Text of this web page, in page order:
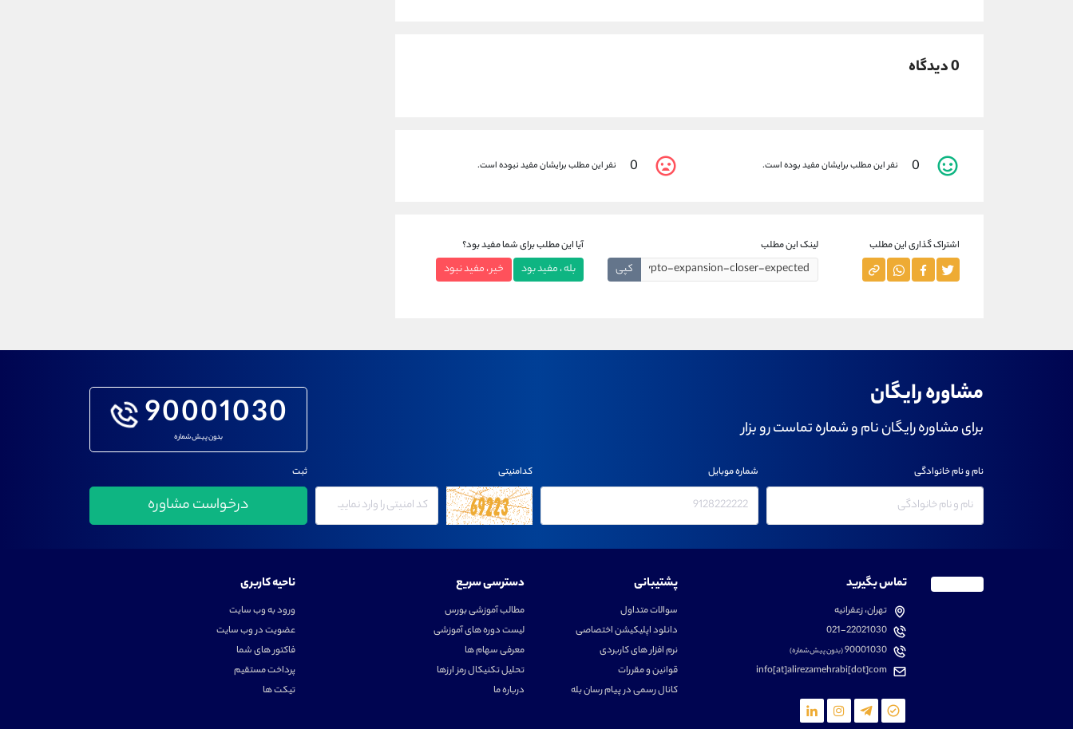
0 دیدگاه
0 نفر این مطلب برایشان مفید بوده است. 0 نفر این مطلب برایشان مفید نبوده است.
اشتراک گذاری این مطلب لینک این مطلب
کپی
آیا این مطلب برای شما مفید بود؟
بله ، مفید بود خیر ، مفید نبود
مشاوره رایگان
برای مشاوره رایگان نام و شماره تماست رو بزار 90001030
بدون پیش شماره
نام و نام خانوادگی شماره موبایل کدامنیتی ثبت
تماس بگیرید
تهران، زعفرانیه
021-22021030
90001030(بدون پیش شماره)
info[at]alirezamehrabi[dot]com
پشتیبانی
سوالات متداول
دانلود اپلیکیشن اختصاصی
نرم افزار های کاربردی
قوانین و مقررات
کانال رسمی در پیام رسان بله
دسترسی سریع
مطالب آموزشی بورس
لیست دوره های آموزشی
معرفی سهام ها
تحلیل تکنیکال رمز ارزها
درباره ما
ناحیه کاربری
ورود به وب سایت
عضویت در وب سایت
فاکتور های شما
پرداخت مستقیم
تیکت ها